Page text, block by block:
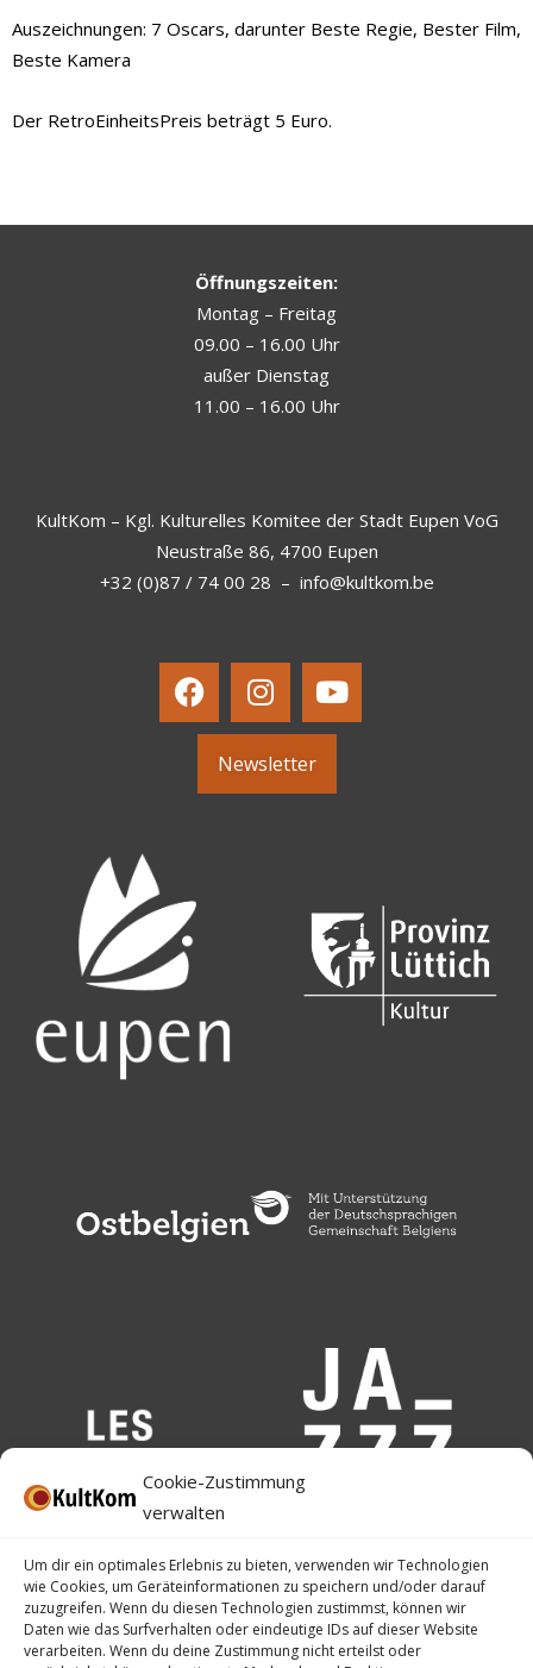
Cookie-Zustimmung
verwalten
Um dir ein optimales Erlebnis zu bieten, verwenden wir Technologien
wie Cookies, um Geräteinformationen zu speichern und/oder darauf
zuzugreifen. Wenn du diesen Technologien zustimmst, können wir
Daten wie das Surfverhalten oder eindeutige IDs auf dieser Website
verarbeiten. Wenn du deine Zustimmung nicht erteilst oder
Auszeichnungen: 7 Oscars, darunter Beste Regie, Bester Film,
Beste Kamera
Der RetroEinheitsPreis beträgt 5 Euro.
Öffnungszeiten:
Montag – Freitag
09.00 – 16.00 Uhr
außer Dienstag
11.00 – 16.00 Uhr
KultKom – Kgl. Kulturelles Komitee der Stadt Eupen VoG
Neustraße 86, 4700 Eupen
+32 (0)87 / 74 00 28 – info@kultkom.be
Newsletter